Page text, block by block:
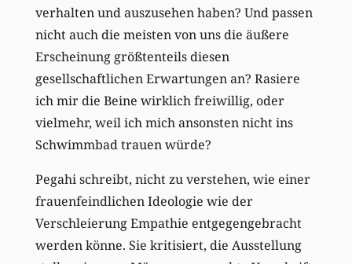
verhalten und auszusehen haben? Und passen
nicht auch die meisten von uns die äußere
Erscheinung größtenteils diesen
gesellschaftlichen Erwartungen an? Rasiere
ich mir die Beine wirklich freiwillig, oder
vielmehr, weil ich mich ansonsten nicht ins
Schwimmbad trauen würde?
Pegahi schreibt, nicht zu verstehen, wie einer
frauenfeindlichen Ideologie wie der
Verschleierung Empathie entgegengebracht
werden könne. Sie kritisiert, die Ausstellung